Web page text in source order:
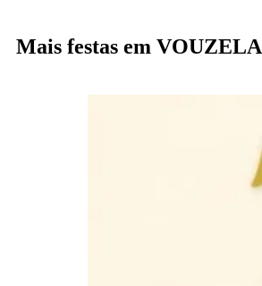
Mais festas em VOUZELA